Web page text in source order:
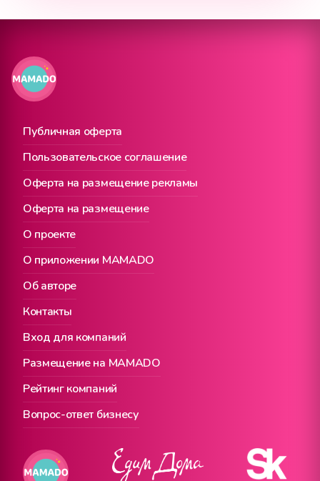
Публичная оферта
О проекте
Вход для компаний
Пользовательское соглашение
О приложении MAMADO
Размещение на MAMADO
Оферта на размещение рекламы
Об авторе
Рейтинг компаний
Оферта на размещение
Контакты
Вопрос-ответ бизнесу